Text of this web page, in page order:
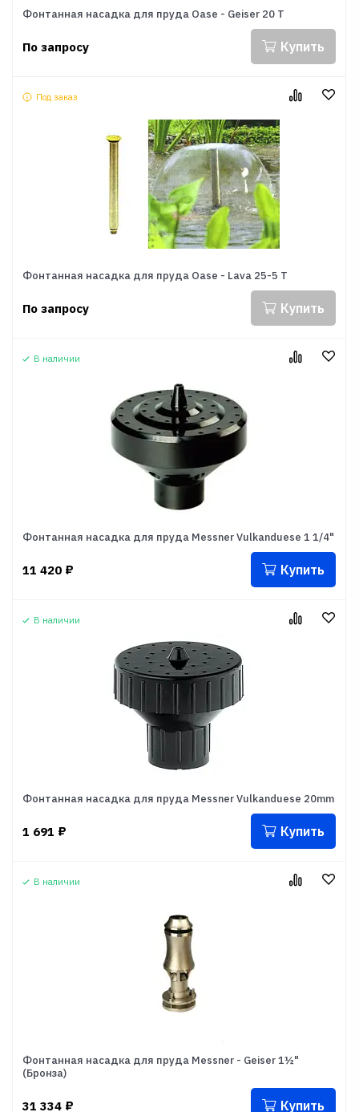
Фонтанная насадка для пруда Oase - Geiser 20 T
По запросу Купить
Под заказ
Фонтанная насадка для пруда Oase - Lava 25-5 T
По запросу Купить
В наличии
Фонтанная насадка для пруда Messner Vulkanduese 1 1/4"
11 420 ₽ Купить
В наличии
Фонтанная насадка для пруда Messner Vulkanduese 20mm
1 691 ₽ Купить
В наличии
Фонтанная насадка для пруда Messner - Geiser 1½"
(Бронза)
31 334 ₽ Купить